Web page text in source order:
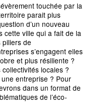
touchée par la
parait plus
d’un nouveau
cette ville qui a fait de la
piliers de
s’engagent elles
et plus résiliente ?
locales ?
entreprise ? Pour
dans un format de
de l’éco-